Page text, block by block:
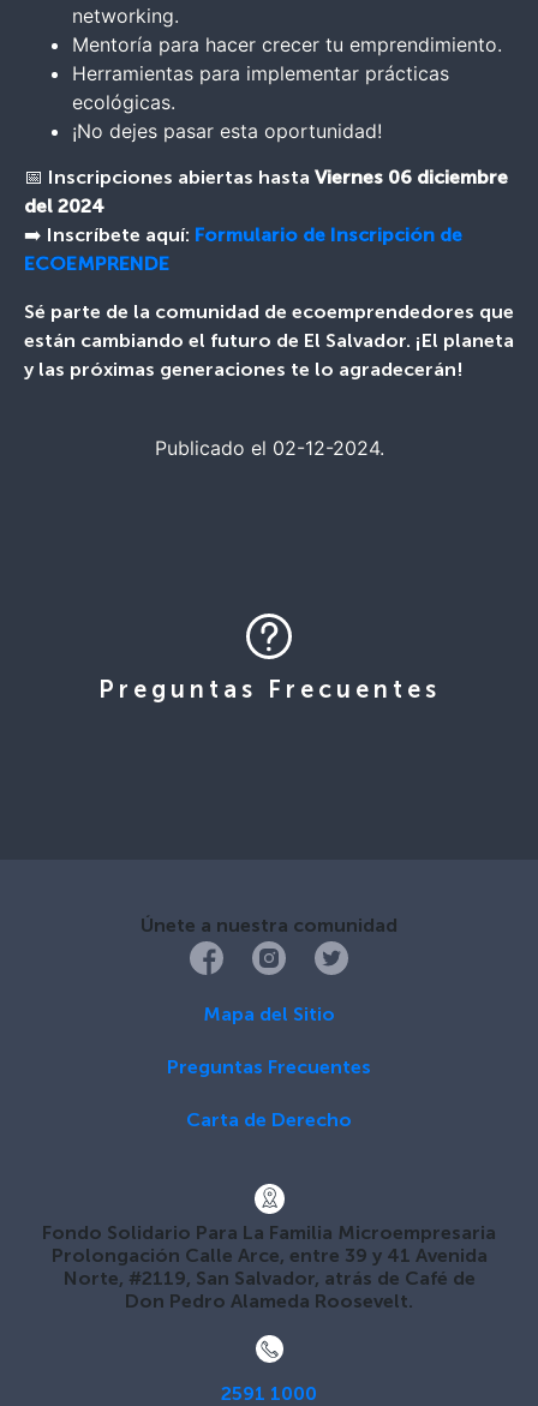
networking.
Mentoría para hacer crecer tu emprendimiento.
Herramientas para implementar prácticas
ecológicas.
¡No dejes pasar esta oportunidad!
📅 Inscripciones abiertas hasta Viernes 06 diciembre
del 2024
➡️ Inscríbete aquí: Formulario de Inscripción de
ECOEMPRENDE
Sé parte de la comunidad de ecoemprendedores que
están cambiando el futuro de El Salvador. ¡El planeta
y las próximas generaciones te lo agradecerán!
Publicado el 02-12-2024.
Preguntas Frecuentes
Únete a nuestra comunidad
Mapa del Sitio
Preguntas Frecuentes
Carta de Derecho
Fondo Solidario Para La Familia Microempresaria
Prolongación Calle Arce, entre 39 y 41 Avenida
Norte, #2119, San Salvador, atrás de Café de
Don Pedro Alameda Roosevelt.
2591 1000